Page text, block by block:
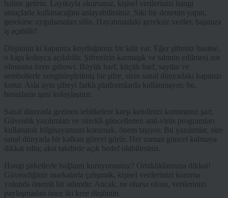
haline getirin. Layıkıyla okursanız, kişisel verilerinizi hangi
amaçlarla kullanacağını anlayabilirsiniz. Sıkı bir denetim yapın,
gerekirse uygulamaları silin. Hayatınızdaki gereksiz veriler, başınıza
iş açabilir!
Düşünün ki kapınıza koyduğunuz bir kilit var. Eğer şifreniz basitse,
o kapı kolayca açılabilir. Şifrenizin karmaşık ve tahmin edilmesi zor
olmasına özen gshowi. Büyük harf, küçük harf, sayılar ve
sembollerle zenginleştirilmiş bir şifre, sizin sanal dünyadaki kapınızı
korur. Asla aynı şifreyi farklı platformlarda kullanmayın; bu,
hırsızların işini kolaylaştırır.
Sanal dünyada gezinen tehlikelere karşı kendinizi korumanız şart.
Güvenlik yazılımları ve sürekli güncellenen anti-virüs programları
kullanarak bilgisayarınızı korumak, önem taşıyor. Bu yazılımlar, size
sanal dünyada bir kalkan görevi görür. Her zaman güncel kalmaya
dikkat edin; aksi takdirde açık hedef olabilirsiniz.
Hangi şirketlerle bağlantı kuruyorsunuz? Ortaklıklarınıza dikkat!
Güvendiğiniz markalarla çalışmak, kişisel verilerinizi koruma
yolunda önemli bir adımdır. Ancak, ne olursa olsun, verilerinizi
paylaşmadan önce iki kere düşünün.